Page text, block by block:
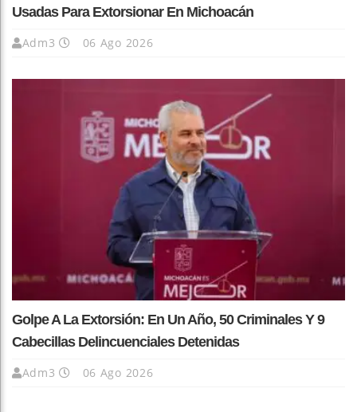
Usadas Para Extorsionar En Michoacán
Adm3 06 Ago 2026
Golpe A La Extorsión: En Un Año, 50 Criminales Y 9
Cabecillas Delincuenciales Detenidas
Adm3 06 Ago 2026